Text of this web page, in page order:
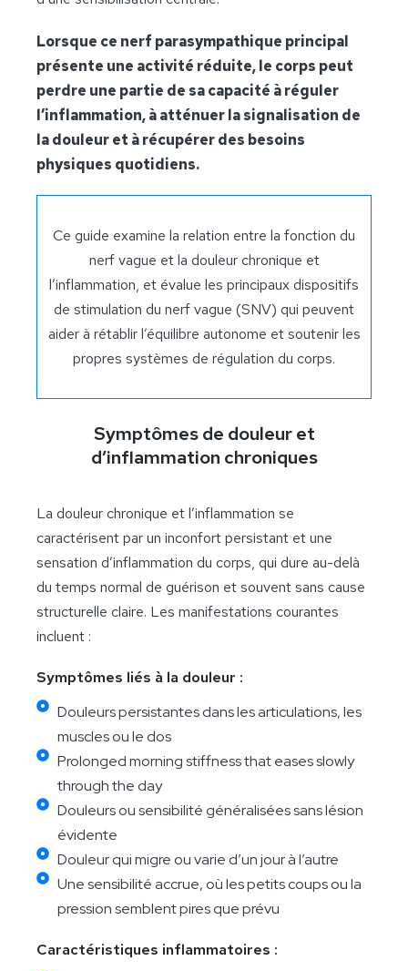
Lorsque ce nerf parasympathique principal
présente une activité réduite, le corps peut
perdre une partie de sa capacité à réguler
l’inflammation, à atténuer la signalisation de
la douleur et à récupérer des besoins
physiques quotidiens.
Ce guide examine la relation entre la fonction du
nerf vague et la douleur chronique et
l’inflammation, et évalue les principaux dispositifs
de stimulation du nerf vague (SNV) qui peuvent
aider à rétablir l’équilibre autonome et soutenir les
propres systèmes de régulation du corps.
Symptômes de douleur et
d’inflammation chroniques
La douleur chronique et l’inflammation se
caractérisent par un inconfort persistant et une
sensation d’inflammation du corps, qui dure au-delà
du temps normal de guérison et souvent sans cause
structurelle claire. Les manifestations courantes
incluent :
Symptômes liés à la douleur :
Douleurs persistantes dans les articulations, les
muscles ou le dos
Prolonged morning stiffness that eases slowly
through the day
Douleurs ou sensibilité généralisées sans lésion
évidente
Douleur qui migre ou varie d’un jour à l’autre
Une sensibilité accrue, où les petits coups ou la
pression semblent pires que prévu
Caractéristiques inflammatoires :